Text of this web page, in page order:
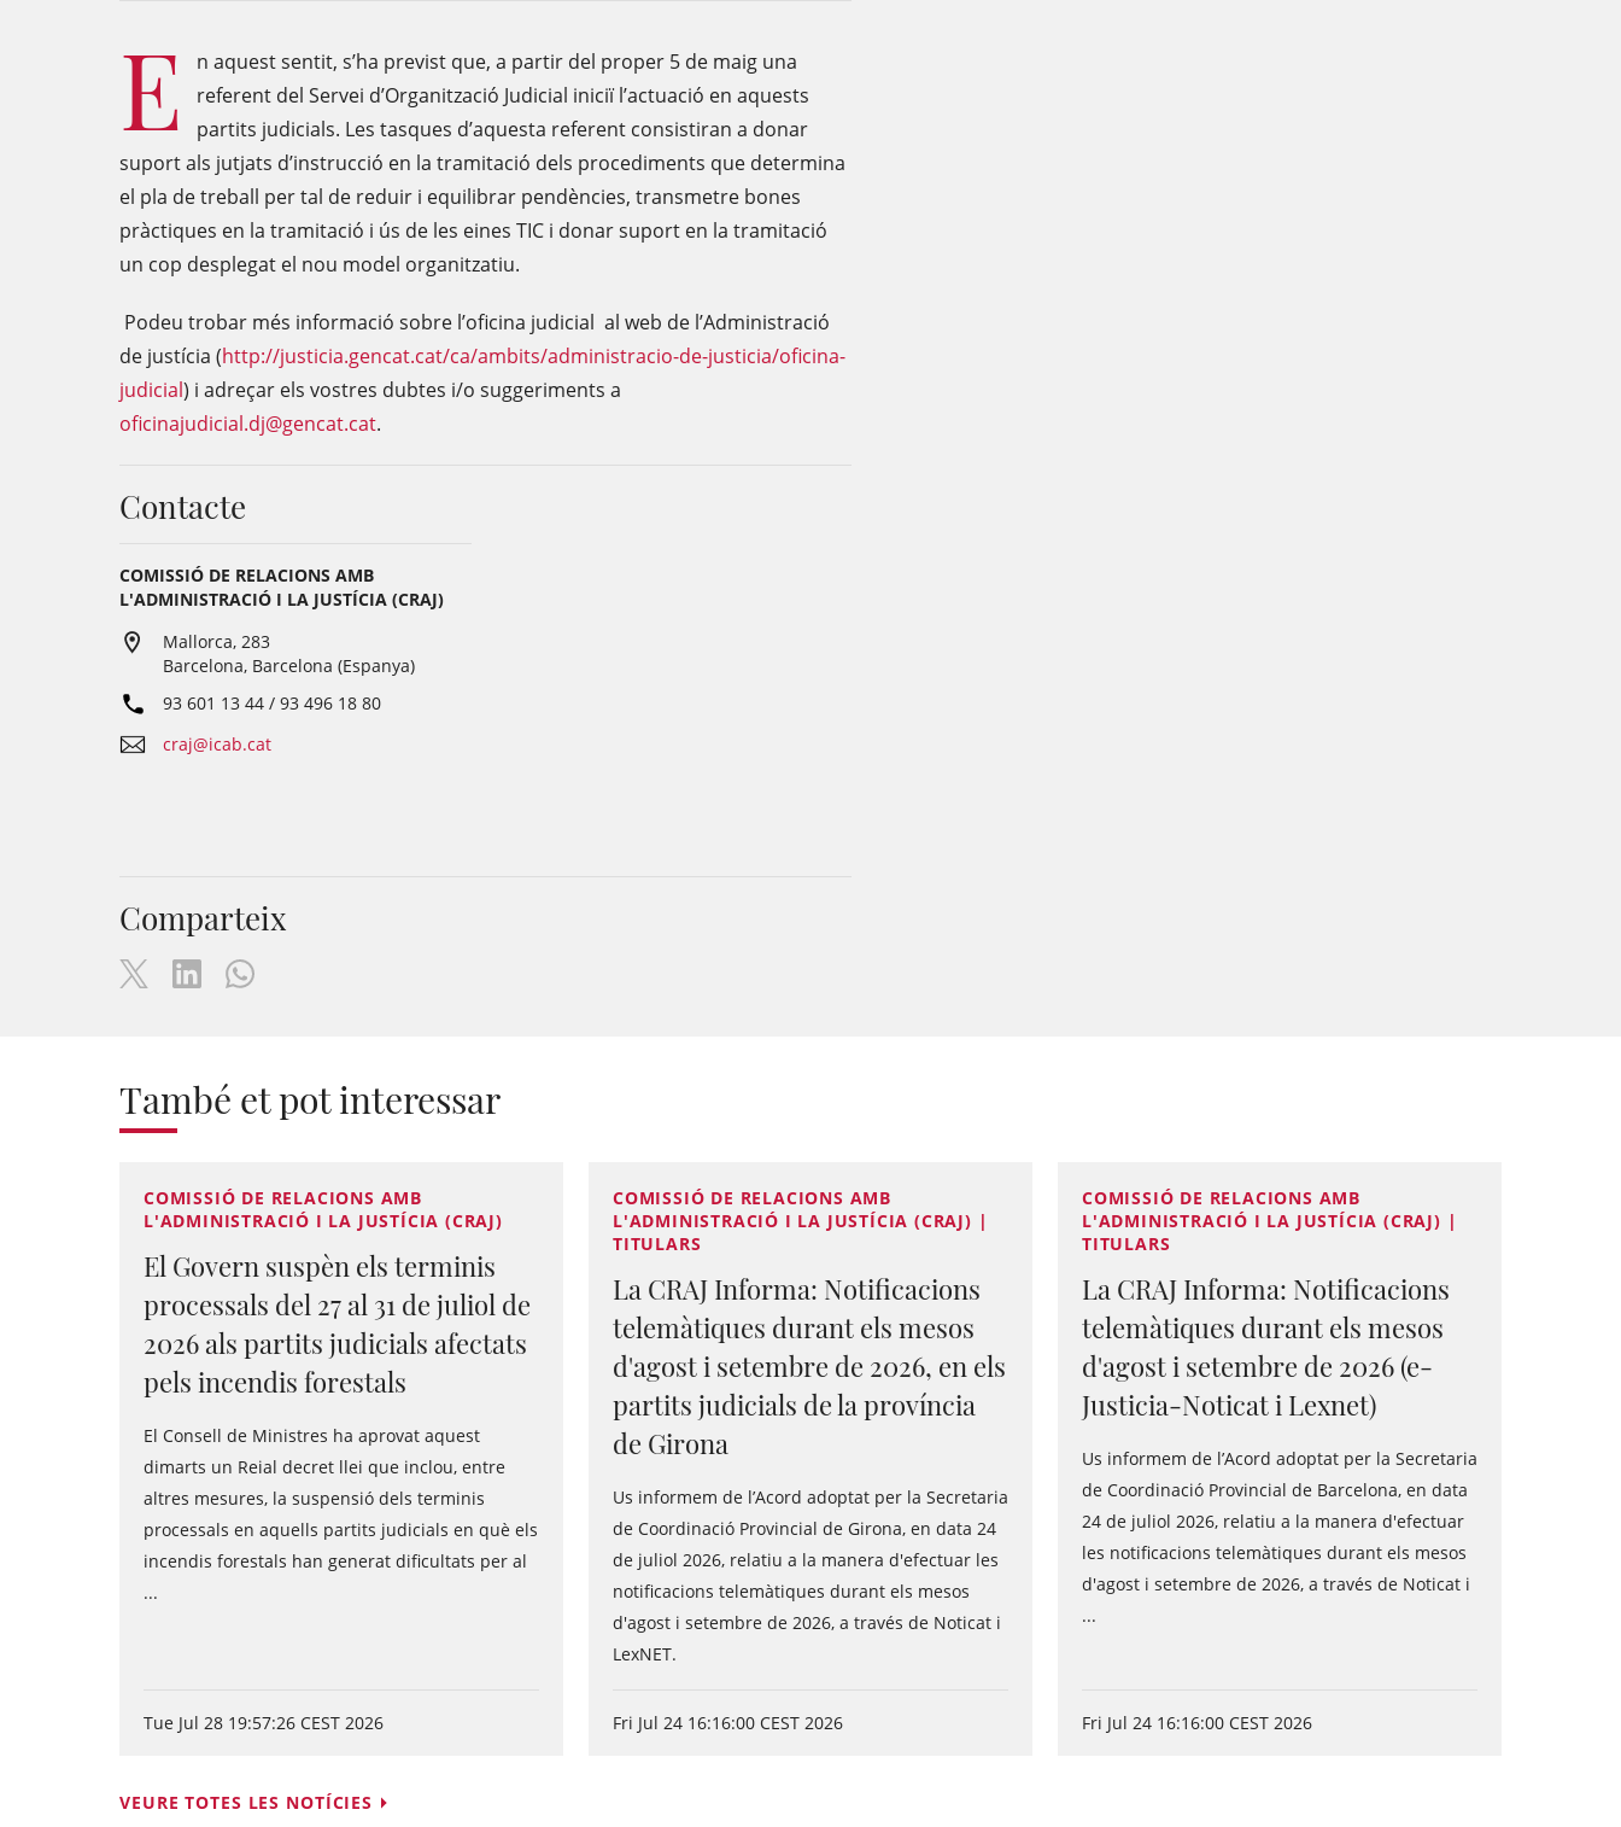
E
n aquest sentit, s’ha previst que, a partir del proper 5 de maig una
referent del Servei d’Organització Judicial iniciï l’actuació en aquests
partits judicials. Les tasques d’aquesta referent consistiran a donar
suport als jutjats d’instrucció en la tramitació dels procediments que determina
el pla de treball per tal de reduir i equilibrar pendències, transmetre bones
pràctiques en la tramitació i ús de les eines TIC i donar suport en la tramitació
un cop desplegat el nou model organitzatiu.
Podeu trobar més informació sobre l’oficina judicial al web de l’Administració
de justícia (http://justicia.gencat.cat/ca/ambits/administracio-de-justicia/oficina-
judicial) i adreçar els vostres dubtes i/o suggeriments a
oficinajudicial.dj@gencat.cat.
Contacte
COMISSIÓ DE RELACIONS AMB
L'ADMINISTRACIÓ I LA JUSTÍCIA (CRAJ)
Mallorca, 283
Barcelona, Barcelona (Espanya)
93 601 13 44 / 93 496 18 80
craj@icab.cat
Comparteix
També et pot interessar
COMISSIÓ DE RELACIONS AMB
L'ADMINISTRACIÓ I LA JUSTÍCIA (CRAJ)
El Govern suspèn els terminis
processals del 27 al 31 de juliol de
2026 als partits judicials afectats
pels incendis forestals
El Consell de Ministres ha aprovat aquest
dimarts un Reial decret llei que inclou, entre
altres mesures, la suspensió dels terminis
processals en aquells partits judicials en què els
incendis forestals han generat dificultats per al
...
Tue Jul 28 19:57:26 CEST 2026
COMISSIÓ DE RELACIONS AMB
L'ADMINISTRACIÓ I LA JUSTÍCIA (CRAJ) |
TITULARS
La CRAJ Informa: Notificacions
telemàtiques durant els mesos
d'agost i setembre de 2026, en els
partits judicials de la província
de Girona
Us informem de l’Acord adoptat per la Secretaria
de Coordinació Provincial de Girona, en data 24
de juliol 2026, relatiu a la manera d'efectuar les
notificacions telemàtiques durant els mesos
d'agost i setembre de 2026, a través de Noticat i
LexNET.
Fri Jul 24 16:16:00 CEST 2026
COMISSIÓ DE RELACIONS AMB
L'ADMINISTRACIÓ I LA JUSTÍCIA (CRAJ) |
TITULARS
La CRAJ Informa: Notificacions
telemàtiques durant els mesos
d'agost i setembre de 2026 (e-
Justicia-Noticat i Lexnet)
Us informem de l’Acord adoptat per la Secretaria
de Coordinació Provincial de Barcelona, en data
24 de juliol 2026, relatiu a la manera d'efectuar
les notificacions telemàtiques durant els mesos
d'agost i setembre de 2026, a través de Noticat i
...
Fri Jul 24 16:16:00 CEST 2026
VEURE TOTES LES NOTÍCIES